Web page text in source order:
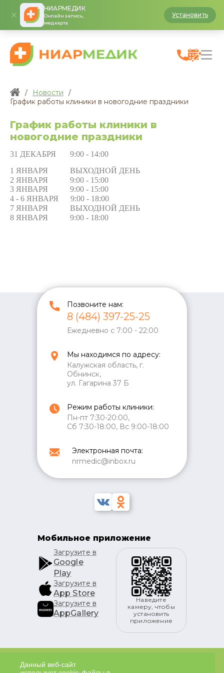
НИАРМЕДИК
Онлайн запись,
медкарта
Установить
/ Новости
/
График работы клиники в новогодние праздники
График работы клиники в
новогодние праздники
31 ДЕКАБРЯ 9:00 - 14:00
1 ЯНВАРЯ ВЫХОДНОЙ ДЕНЬ
2 ЯНВАРЯ 9:00 - 15:00
3 ЯНВАРЯ 9:00 - 15:00
4 - 6 ЯНВАРЯ 9:00 - 18:00
7 ЯНВАРЯ ВЫХОДНОЙ ДЕНЬ
8 ЯНВАРЯ 9:00 - 18:00
Позвоните нам:
8 (484) 397-25-25
Ежедневно с 7:00 - 22:00
Мы находимся по адресу:
Калужская область, г.
Обнинск,
ул. Гагарина 37 Б
Режим работы клиники:
Пн-пт 7:30-20:00,
Сб 7:30-18:00, Вс 9:00-18:00
Электронная почта:
nrmedic@inbox.ru
Мобильное приложение
Загрузите в
Google
Play
Загрузите в
App Store
Загрузите в
AppGallery
Наведите
камеру, чтобы
установить
приложение
ИМЕЮТСЯ ПРОТИВОПОКАЗАНИЯ К ПРИМЕНЕНИЮ.
Данный веб-сайт